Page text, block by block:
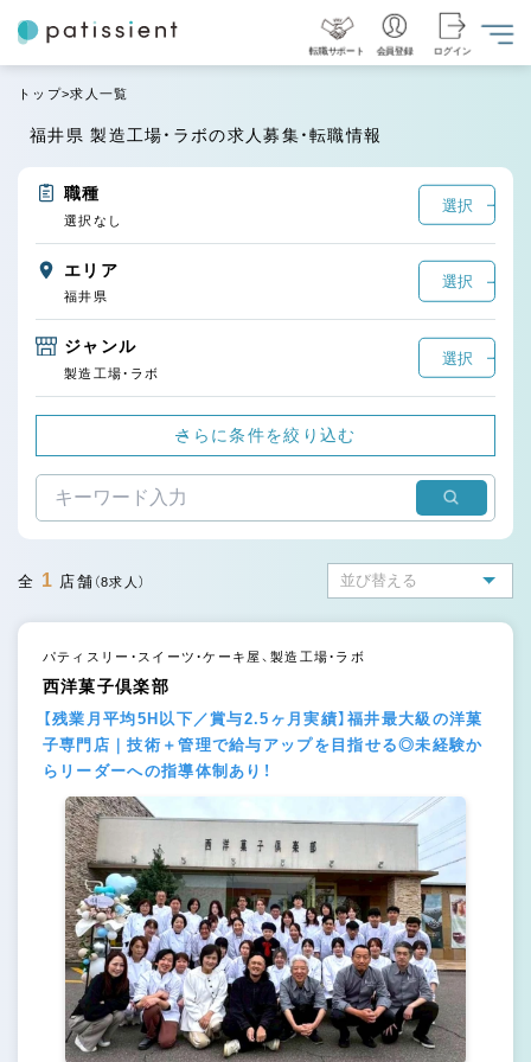
転職サポート 会員登録 ログイン
トップ 求人一覧
福井県 製造工場・ラボの求人募集・転職情報
職種
選択
選択なし
エリア
選択
福井県
ジャンル
選択
製造工場・ラボ
さらに条件を絞り込む
全 1 店舗 （8求人）
パティスリー・スイーツ・ケーキ屋、製造工場・ラボ
西洋菓子倶楽部
【残業月平均5H以下／賞与2.5ヶ月実績】福井最大級の洋菓
子専門店｜技術＋管理で給与アップを目指せる◎未経験か
らリーダーへの指導体制あり！